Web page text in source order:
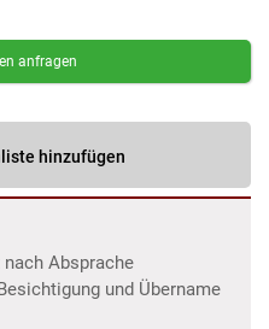
anfragen
hinzufügen
Absprache
und Übername